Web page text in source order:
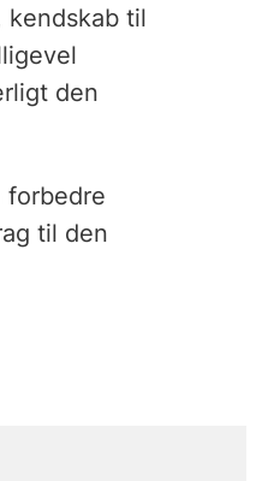
til
den
forbedre
til den